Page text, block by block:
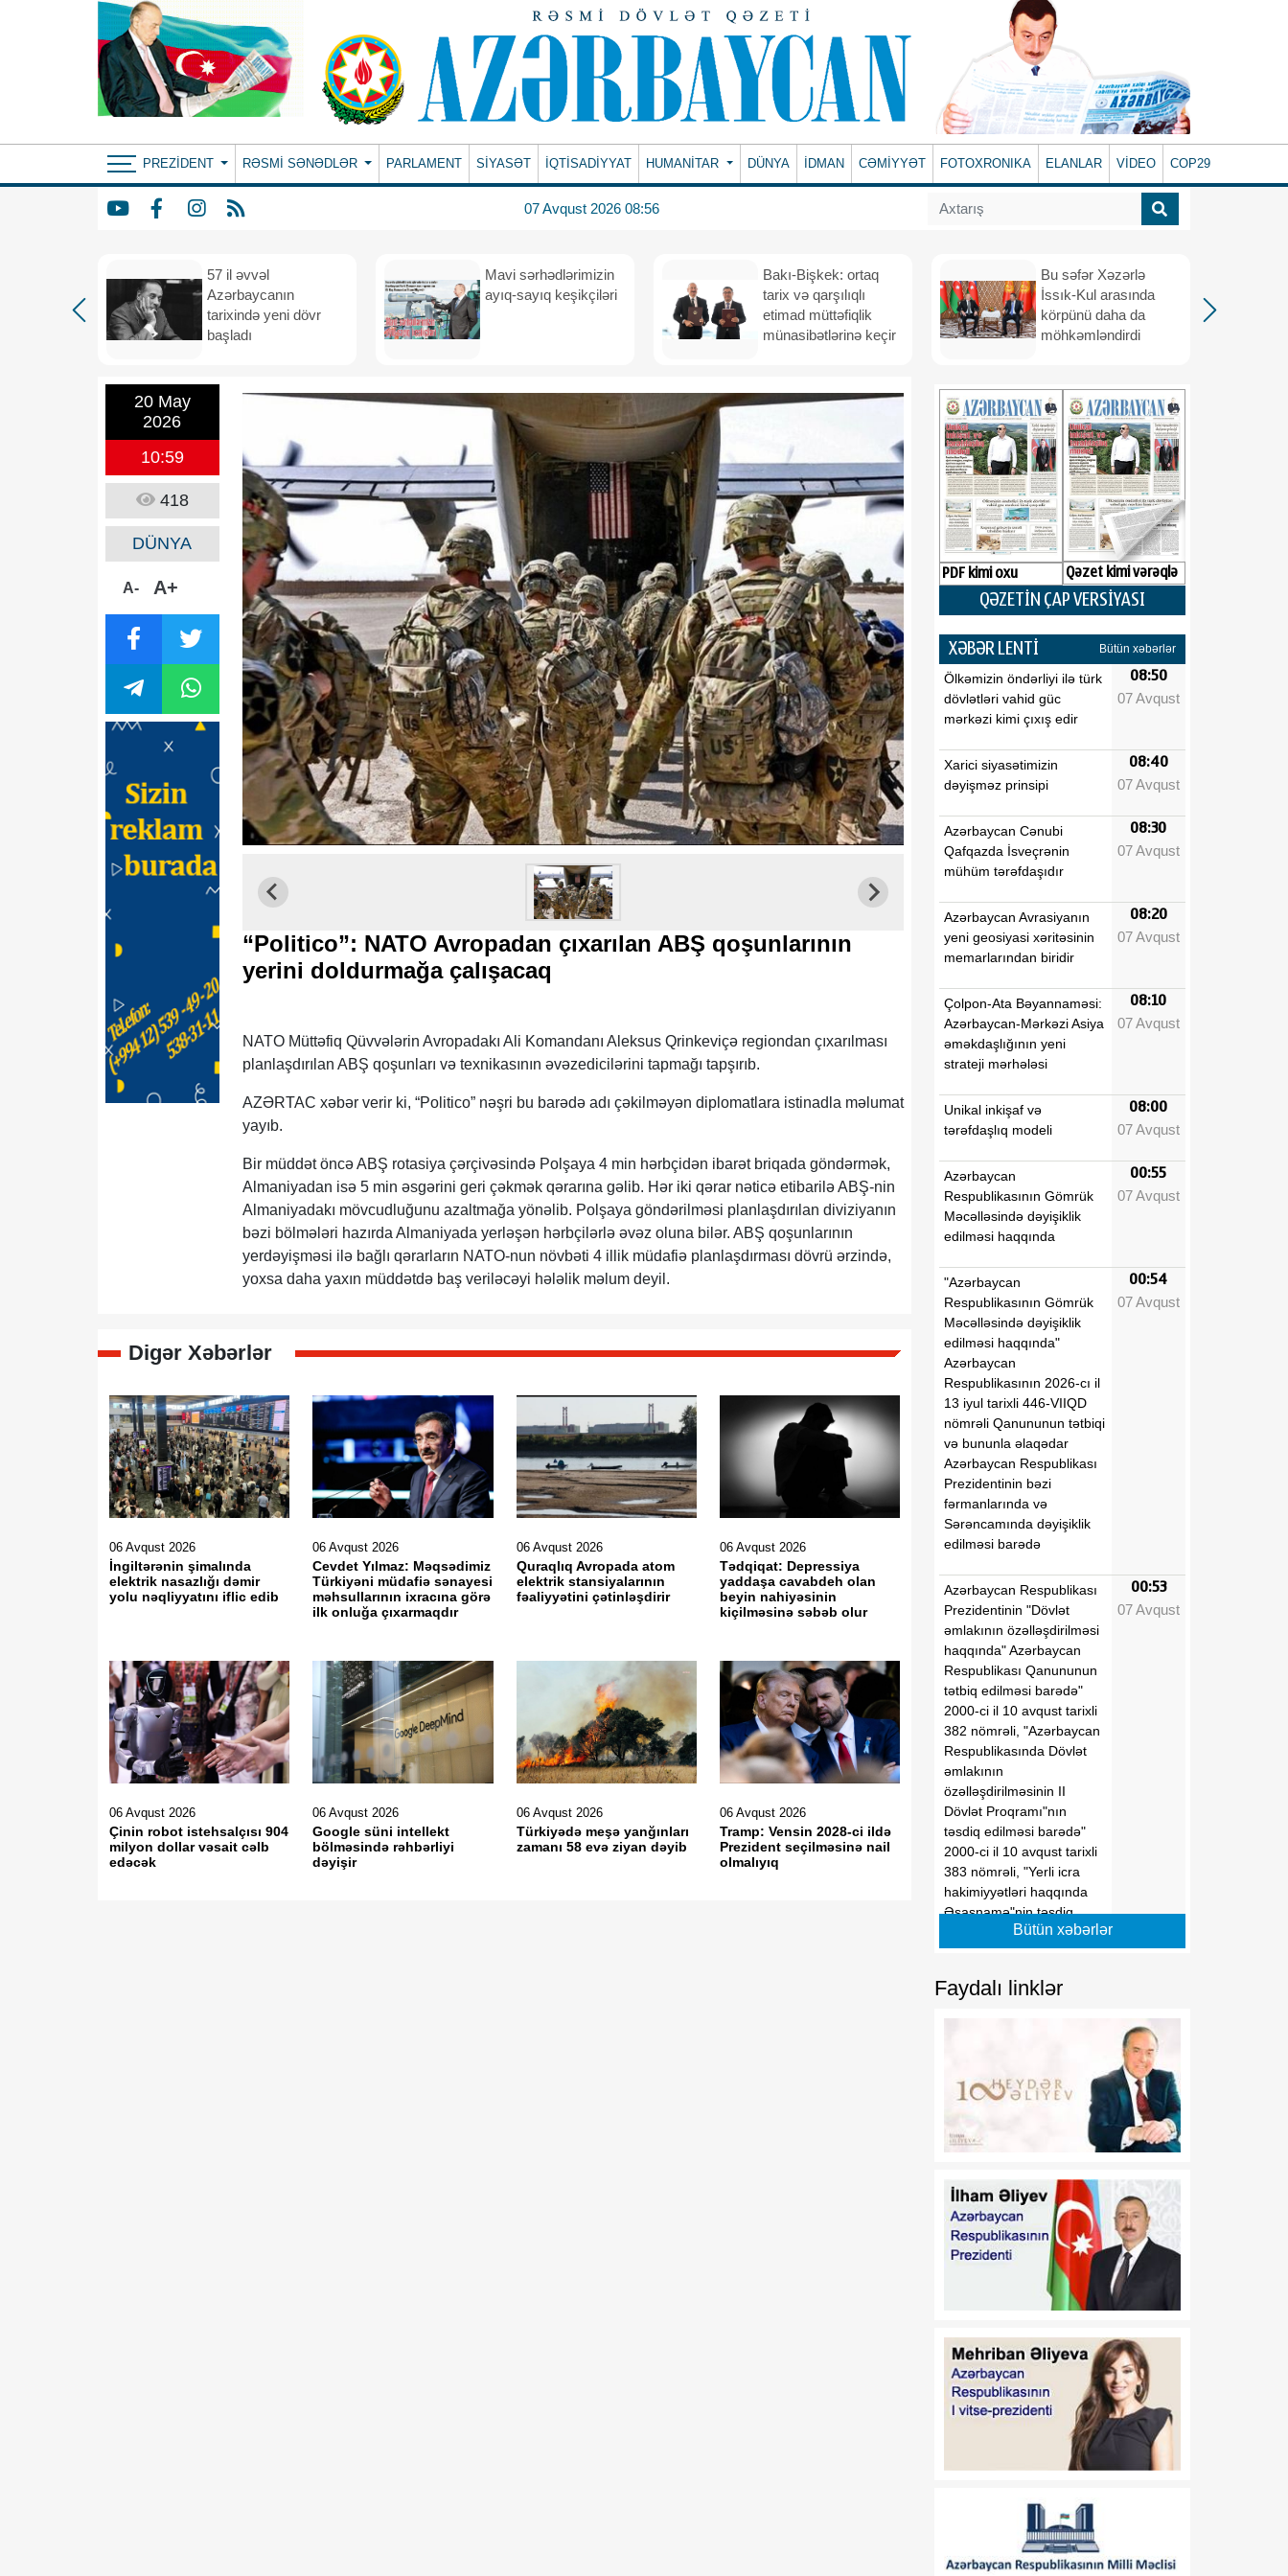
PREZIDENT RƏSMI SƏNƏDLƏR PARLAMENT SİYASƏT İQTİSADİYYAT HUMANITAR DÜNYA İDMAN CƏMİYYƏT FOTOXRONIKA ELANLAR VİDEO COP29
07 Avqust 2026 08:56
57 il əvvəl
Azərbaycanın
tarixində yeni dövr
başladı
Mavi sərhədlərimizin
ayıq-sayıq keşikçiləri
Bakı-Bişkek: ortaq
tarix və qarşılıqlı
etimad müttəfiqlik
münasibətlərinə keçir
Bu səfər Xəzərlə
İssık-Kul arasında
körpünü daha da
möhkəmləndirdi
20 May
2026
10:59
418
DÜNYA
A- A+
“Politico”: NATO Avropadan çıxarılan ABŞ qoşunlarının
yerini doldurmağa çalışacaq
NATO Müttəfiq Qüvvələrin Avropadakı Ali Komandanı Aleksus Qrinkeviçə regiondan çıxarılması
planlaşdırılan ABŞ qoşunları və texnikasının əvəzedicilərini tapmağı tapşırıb.
AZƏRTAC xəbər verir ki, “Politico” nəşri bu barədə adı çəkilməyən diplomatlara istinadla məlumat
yayıb.
Bir müddət öncə ABŞ rotasiya çərçivəsində Polşaya 4 min hərbçidən ibarət briqada göndərmək,
Almaniyadan isə 5 min əsgərini geri çəkmək qərarına gəlib. Hər iki qərar nəticə etibarilə ABŞ-nin
Almaniyadakı mövcudluğunu azaltmağa yönəlib. Polşaya göndərilməsi planlaşdırılan diviziyanın
bəzi bölmələri hazırda Almaniyada yerləşən hərbçilərlə əvəz oluna bilər. ABŞ qoşunlarının
yerdəyişməsi ilə bağlı qərarların NATO-nun növbəti 4 illik müdafiə planlaşdırması dövrü ərzində,
yoxsa daha yaxın müddətdə baş veriləcəyi hələlik məlum deyil.
Digər Xəbərlər
06 Avqust 2026
İngiltərənin şimalında
elektrik nasazlığı dəmir
yolu nəqliyyatını iflic edib
06 Avqust 2026
Cevdet Yılmaz: Məqsədimiz
Türkiyəni müdafiə sənayesi
məhsullarının ixracına görə
ilk onluğa çıxarmaqdır
06 Avqust 2026
Quraqlıq Avropada atom
elektrik stansiyalarının
fəaliyyətini çətinləşdirir
06 Avqust 2026
Tədqiqat: Depressiya
yaddaşa cavabdeh olan
beyin nahiyəsinin
kiçilməsinə səbəb olur
06 Avqust 2026
Çinin robot istehsalçısı 904
milyon dollar vəsait cəlb
edəcək
06 Avqust 2026
Google süni intellekt
bölməsində rəhbərliyi
dəyişir
06 Avqust 2026
Türkiyədə meşə yanğınları
zamanı 58 evə ziyan dəyib
06 Avqust 2026
Tramp: Vensin 2028-ci ildə
Prezident seçilməsinə nail
olmalıyıq
PDF kimi oxu Qəzet kimi vərəqlə
QƏZETİN ÇAP VERSİYASI
XƏBƏR LENTİ Bütün xəbərlər
Ölkəmizin öndərliyi ilə türk
dövlətləri vahid güc
mərkəzi kimi çıxış edir
08:50
07 Avqust
Xarici siyasətimizin
dəyişməz prinsipi
08:40
07 Avqust
Azərbaycan Cənubi
Qafqazda İsveçrənin
mühüm tərəfdaşıdır
08:30
07 Avqust
Azərbaycan Avrasiyanın
yeni geosiyasi xəritəsinin
memarlarından biridir
08:20
07 Avqust
Çolpon-Ata Bəyannaməsi:
Azərbaycan-Mərkəzi Asiya
əməkdaşlığının yeni
strateji mərhələsi
08:10
07 Avqust
Unikal inkişaf və
tərəfdaşlıq modeli
08:00
07 Avqust
Azərbaycan
Respublikasının Gömrük
Məcəlləsində dəyişiklik
edilməsi haqqında
00:55
07 Avqust
"Azərbaycan
Respublikasının Gömrük
Məcəlləsində dəyişiklik
edilməsi haqqında"
Azərbaycan
Respublikasının 2026-cı il
13 iyul tarixli 446-VIIQD
nömrəli Qanununun tətbiqi
və bununla əlaqədar
Azərbaycan Respublikası
Prezidentinin bəzi
fərmanlarında və
Sərəncamında dəyişiklik
edilməsi barədə
00:54
07 Avqust
Azərbaycan Respublikası
Prezidentinin "Dövlət
əmlakının özəlləşdirilməsi
haqqında" Azərbaycan
Respublikası Qanununun
tətbiq edilməsi barədə"
2000-ci il 10 avqust tarixli
382 nömrəli, "Azərbaycan
Respublikasında Dövlət
əmlakının
özəlləşdirilməsinin II
Dövlət Proqramı"nın
təsdiq edilməsi barədə"
2000-ci il 10 avqust tarixli
383 nömrəli, "Yerli icra
hakimiyyətləri haqqında
Əsasnamə"nin təsdiq
edilməsi barədə" 2012-ci il
6 iyun tarixli 648 nömrəli,
hüquqi şəxslərin daxili və
nömrəli, "Azərbaycan
Respublikası adından borc
alınması və zəmanət
verilməsi Qaydası"nın
2018-ci il 18 dekabr tarixli
410 nömrəli və
"Azərbaycan Respublikası
İqtisadiyyat Nazirliyinin
fəaliyyətinin təmin edilməsi
İqtisadiyyat Nazirliyi
haqqında Əsasnamə"nin
təsdiqi və "Azərbaycan
Respublikası İqtisadiyyat
Nazirliyinin fəaliyyətinin
"Azərbaycan Respublikası
İqtisadi İnkişaf Nazirliyinin
təkmilləşdirilməsi ilə bağlı
tədbirlər haqqında"
Azərbaycan Respublikası
00:53
07 Avqust
Bütün xəbərlər
Faydalı linklər